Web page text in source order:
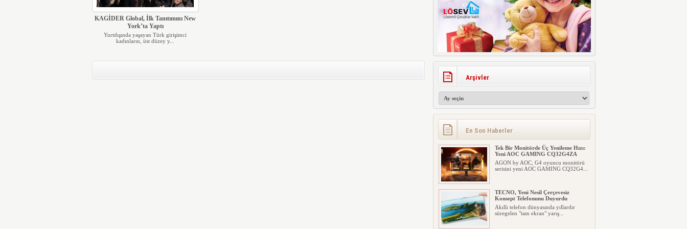
KAGİDER Global, İlk Tanıtımını New
York’ta Yaptı
Yurtdışında yaşayan Türk girişimci
kadınların, üst düzey y...
Arşivler
En Son Haberler
Tek Bir Monitörde Üç Yenileme Hızı:
Yeni AOC GAMING CQ32G4ZA
AGON by AOC, G4 oyuncu monitörü
serisini yeni AOC GAMING CQ32G4...
TECNO, Yeni Nesil Çerçevesiz
Konsept Telefonunu Duyurdu
Akıllı telefon dünyasında yıllardır
süregelen "tam ekran" yarış...